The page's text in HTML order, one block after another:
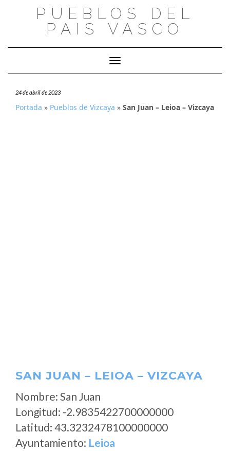
PUEBLOS DEL
PAIS VASCO
Cambiar modo de navegación
24 de abril de 2023
Portada » Pueblos de Vizcaya » San Juan – Leioa – Vizcaya
SAN JUAN – LEIOA – VIZCAYA
Nombre: San Juan
Longitud: -2.9835422700000000
Latitud: 43.3232478100000000
Ayuntamiento: Leioa